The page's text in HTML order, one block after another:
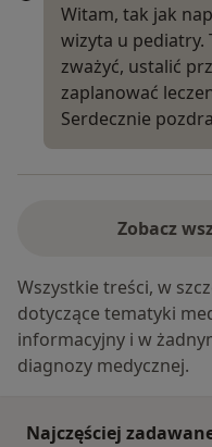
Witam, tak jak
wizyta u pediatry.
zważyć, ustalić
zaplanować
Serdecznie
Zobacz
Wszystkie treści, w
dotyczące tematyki
informacyjny i w
diagnozy medycznej.
Najczęściej